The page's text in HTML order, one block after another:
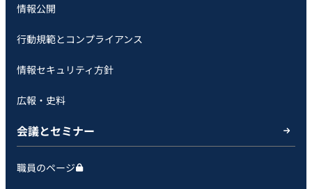
情報公開
行動規範とコンプライアンス
情報セキュリティ方針
広報・史料
会議とセミナー
職員のページ